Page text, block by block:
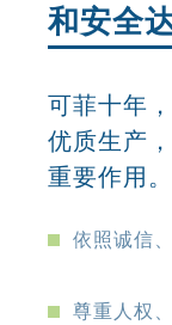
和安全
可菲十年
优质生产
重要作用。
依照诚信
尊重人权